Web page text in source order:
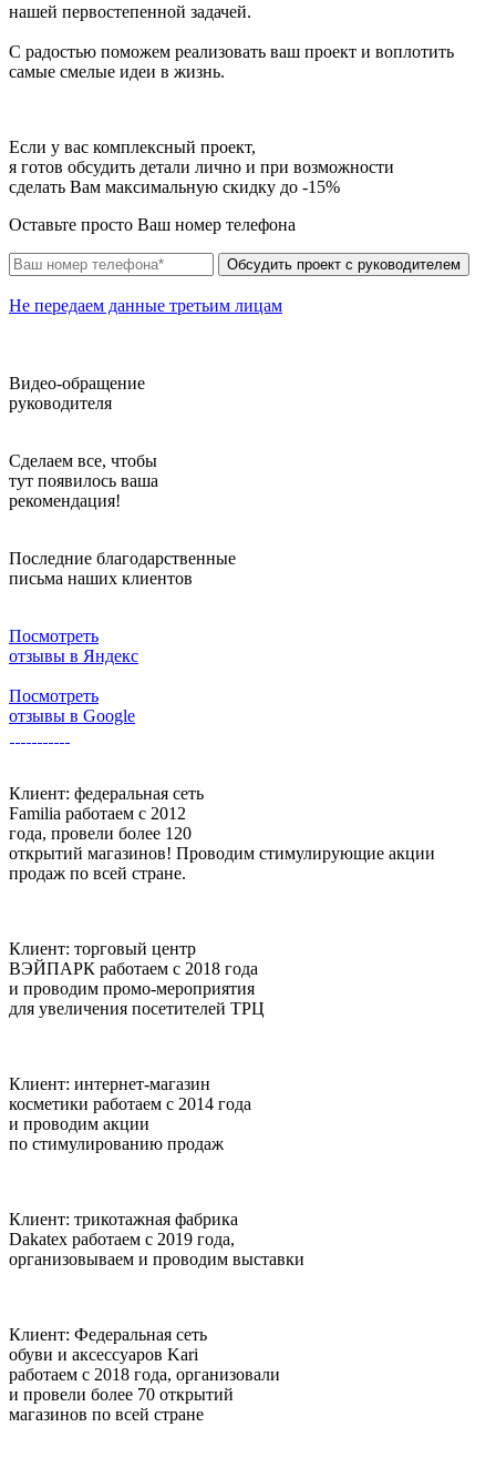
нашей первостепенной задачей.
С радостью поможем реализовать ваш проект и воплотить
самые смелые идеи в жизнь.
Если у вас комплексный проект,
я готов обсудить детали лично и при возможности
сделать Вам максимальную скидку до -15%
Оставьте просто Ваш номер телефона
Обсудить проект с руководителем
Не передаем данные третьим лицам
Видео-обращение
руководителя
Сделаем все, чтобы
тут появилось ваша
рекомендация!
Последние благодарственные
письма наших клиентов
Посмотреть
отзывы в Яндекс
Посмотреть
отзывы в Google
Клиент: федеральная сеть
Familia работаем с 2012
года, провели более 120
открытий магазинов! Проводим стимулирующие акции
продаж по всей стране.
Клиент: торговый центр
ВЭЙПАРК работаем с 2018 года
и проводим промо-мероприятия
для увеличения посетителей ТРЦ
Клиент: интернет-магазин
косметики работаем с 2014 года
и проводим акции
по стимулированию продаж
Клиент: трикотажная фабрика
Dakatex работаем с 2019 года,
организовываем и проводим выставки
Клиент: Федеральная сеть
обуви и аксессуаров Kari
работаем с 2018 года, организовали
и провели более 70 открытий
магазинов по всей стране